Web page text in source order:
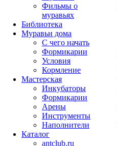
Фильмы о
муравьях
Библиотека
Муравьи дома
С чего начать
Формикарии
Условия
Кормление
Мастерская
Инкубаторы
Формикарии
Арены
Инструменты
Наполнители
Каталог
antclub.ru